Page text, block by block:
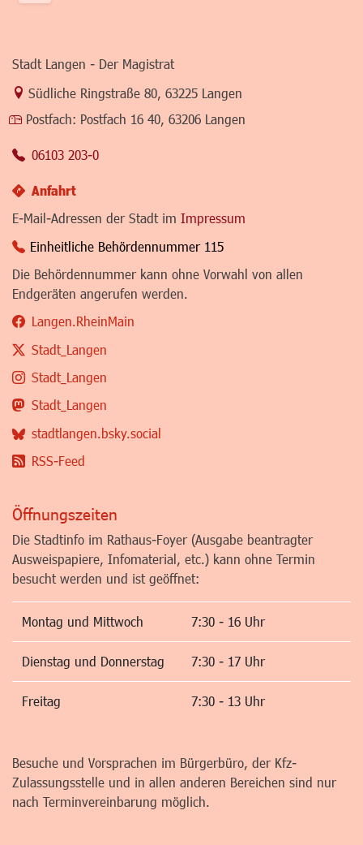
Stadt Langen - Der Magistrat
Link zur Google-Maps Navigation
Südliche Ringstraße 80 63225 Langen
Postfach: Postfach 16 40, 63206 Langen
06103 203-0
Anfahrt
E-Mail-Adressen der Stadt im Impressum
Einheitliche Behördennummer 115
Die Behördennummer kann ohne Vorwahl von allen
Endgeräten angerufen werden.
Langen.RheinMain
Stadt_Langen
Stadt_Langen
Stadt_Langen
stadtlangen.bsky.social
RSS-Feed
Öffnungszeiten
Die Stadtinfo im Rathaus-Foyer (Ausgabe beantragter
Ausweispapiere, Infomaterial, etc.) kann ohne Termin
besucht werden und ist geöffnet:
Montag und Mittwoch 7:30 - 16 Uhr
Dienstag und Donnerstag 7:30 - 17 Uhr
Freitag 7:30 - 13 Uhr
Besuche und Vorsprachen im Bürgerbüro, der Kfz-
Zulassungsstelle und in allen anderen Bereichen sind nur
nach Terminvereinbarung möglich.